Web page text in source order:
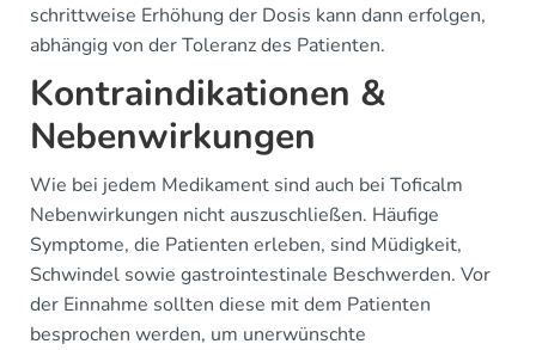
schrittweise Erhöhung der Dosis kann dann erfolgen,
abhängig von der Toleranz des Patienten.
Kontraindikationen &
Nebenwirkungen
Wie bei jedem Medikament sind auch bei Toficalm
Nebenwirkungen nicht auszuschließen. Häufige
Symptome, die Patienten erleben, sind Müdigkeit,
Schwindel sowie gastrointestinale Beschwerden. Vor
der Einnahme sollten diese mit dem Patienten
besprochen werden, um unerwünschte